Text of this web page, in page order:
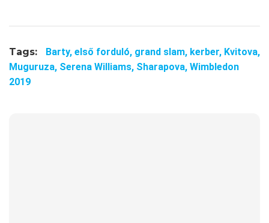
Tags: Barty, első forduló, grand slam, kerber, Kvitova,
Muguruza, Serena Williams, Sharapova, Wimbledon
2019